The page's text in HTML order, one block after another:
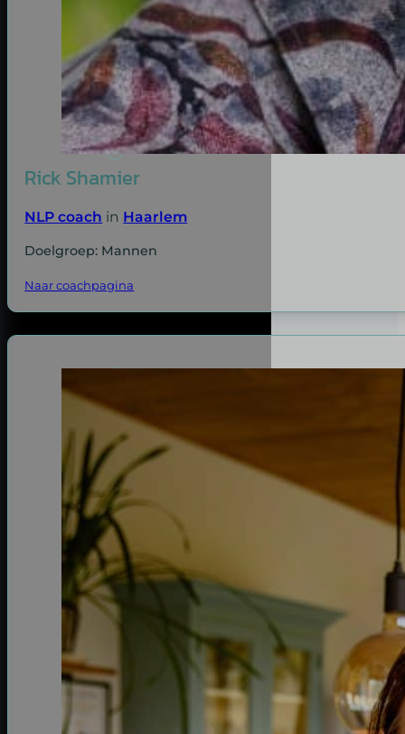
Rick Shamier
NLP coach in Haarlem
Doelgroep: Mannen
Naar coachpagina